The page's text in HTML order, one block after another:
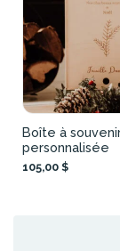
Boîte à
personnalisée
105,00 $